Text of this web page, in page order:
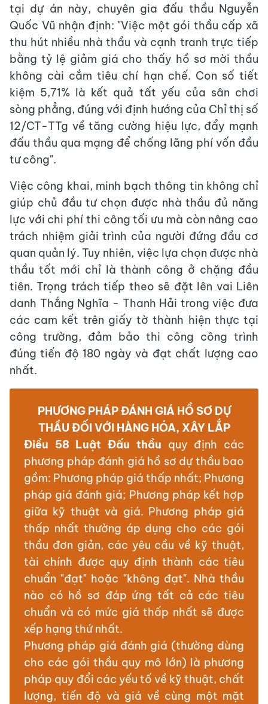
tại dự án này, chuyên gia đấu thầu Nguyễn
Quốc Vũ nhận định: "Việc một gói thầu cấp xã
thu hút nhiều nhà thầu và cạnh tranh trực tiếp
bằng tỷ lệ giảm giá cho thấy hồ sơ mời thầu
không cài cắm tiêu chí hạn chế. Con số tiết
kiệm 5,71% là kết quả tất yếu của sân chơi
sòng phẳng, đúng với định hướng của Chỉ thị số
12/CT-TTg về tăng cường hiệu lực, đẩy mạnh
đấu thầu qua mạng để chống lãng phí vốn đầu
tư công".
Việc công khai, minh bạch thông tin không chỉ
giúp chủ đầu tư chọn được nhà thầu đủ năng
lực với chi phí thi công tối ưu mà còn nâng cao
trách nhiệm giải trình của người đứng đầu cơ
quan quản lý. Tuy nhiên, việc lựa chọn được nhà
thầu tốt mới chỉ là thành công ở chặng đầu
tiên. Trọng trách tiếp theo sẽ đặt lên vai Liên
danh Thắng Nghĩa - Thanh Hải trong việc đưa
các cam kết trên giấy tờ thành hiện thực tại
công trường, đảm bảo thi công công trình
đúng tiến độ 180 ngày và đạt chất lượng cao
nhất.
PHƯƠNG PHÁP ĐÁNH GIÁ HỒ SƠ DỰ
THẦU ĐỐI VỚI HÀNG HÓA, XÂY LẮP
Điều 58 Luật Đấu thầu quy định các
phương pháp đánh giá hồ sơ dự thầu bao
gồm: Phương pháp giá thấp nhất; Phương
pháp giá đánh giá; Phương pháp kết hợp
giữa kỹ thuật và giá. Phương pháp giá
thấp nhất thường áp dụng cho các gói
thầu đơn giản, các yêu cầu về kỹ thuật,
tài chính được quy định thành các tiêu
chuẩn "đạt" hoặc "không đạt". Nhà thầu
nào có hồ sơ đáp ứng tất cả các tiêu
chuẩn và có mức giá thấp nhất sẽ được
xếp hạng thứ nhất.
Phương pháp giá đánh giá (thường dùng
cho các gói thầu quy mô lớn) là phương
pháp quy đổi các yếu tố về kỹ thuật, chất
lượng, tiến độ và giá về cùng một mặt